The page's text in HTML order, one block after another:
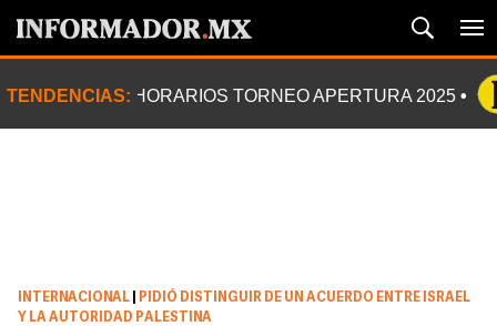
TENDENCIAS: HORARIOS TORNEO APERTURA 2025
INTERNACIONAL
PIDIÓ DISTINGUIR DE UN ACUERDO ENTRE ISRAEL
Y LA AUTORIDAD PALESTINA